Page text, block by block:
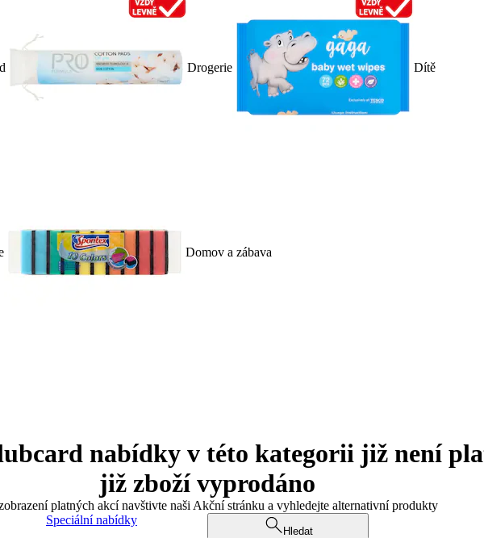
Drogerie Dítě
Domov a zábava
nabídky v této kategorii již není
již zboží vyprodáno
platných akcí navštivte naši Akční stránku a vyhledejte alternativní produkty
Speciální nabídky
Hledat